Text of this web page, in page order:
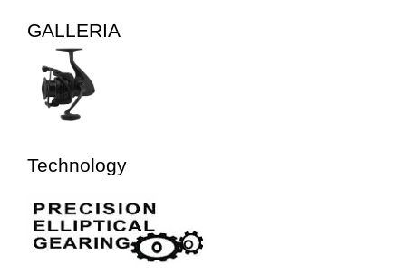
GALLERIA
Technology